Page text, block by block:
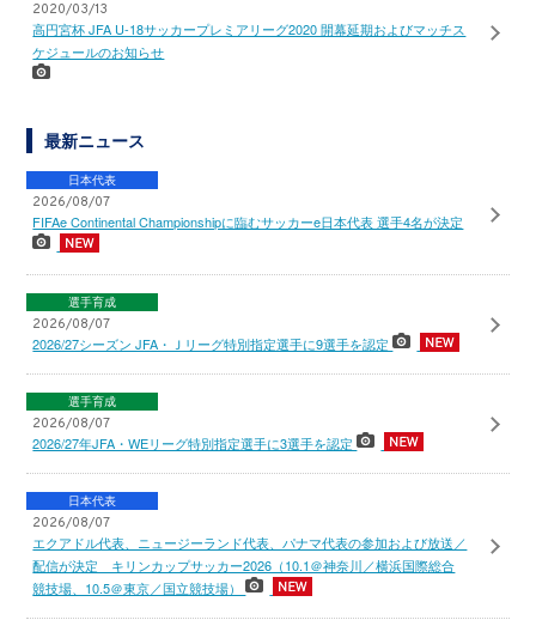
2020/03/13
高円宮杯 JFA U-18サッカープレミアリーグ2020 開幕延期およびマッチス
ケジュールのお知らせ
最新ニュース
日本代表
2026/08/07
FIFAe Continental Championshipに臨むサッカーe日本代表 選手4名が決定
選手育成
2026/08/07
2026/27シーズン JFA・Ｊリーグ特別指定選手に9選手を認定
選手育成
2026/08/07
2026/27年JFA・WEリーグ特別指定選手に3選手を認定
日本代表
2026/08/07
エクアドル代表、ニュージーランド代表、パナマ代表の参加および放送／
配信が決定 キリンカップサッカー2026（10.1＠神奈川／横浜国際総合
競技場、10.5＠東京／国立競技場）